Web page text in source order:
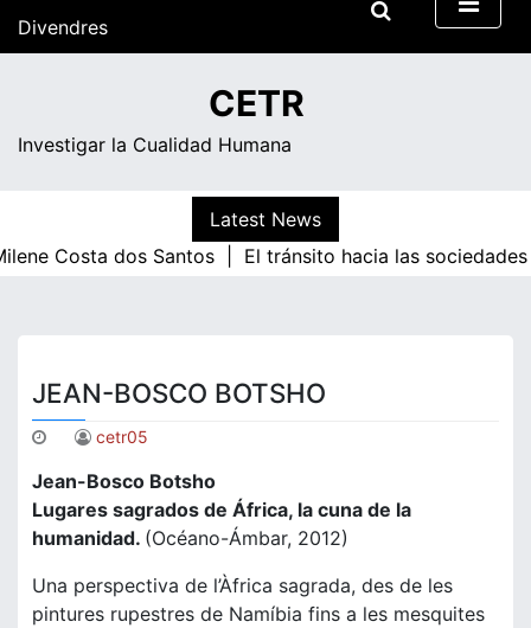
Divendres
CETR
Investigar la Cualidad Humana
Latest News
Costa dos Santos |
El tránsito hacia las
JEAN-BOSCO BOTSHO
cetr05
Jean-Bosco Botsho
Lugares sagrados de África, la cuna de la
humanidad. (Océano-Ámbar, 2012)
Una perspectiva de l’Àfrica sagrada, des de les
pintures rupestres de Namíbia fins a les mesquites